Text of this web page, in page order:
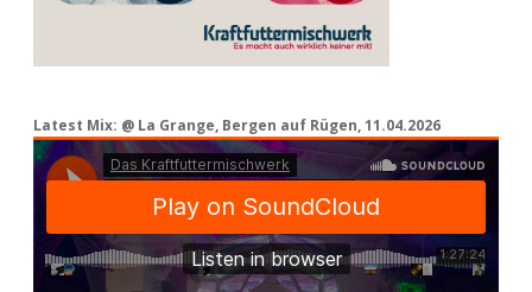
Latest Mix: @ La Grange, Bergen auf Rügen, 11.04.2026